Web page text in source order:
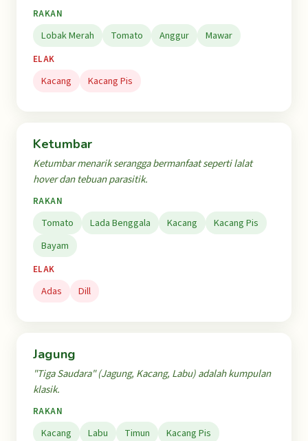
RAKAN
Lobak Merah Tomato Anggur Mawar
ELAK
Kacang Kacang Pis
Ketumbar
Ketumbar menarik serangga bermanfaat seperti lalat
hover dan tebuan parasitik.
RAKAN
Tomato Lada Benggala Kacang
Kacang Pis
Bayam
ELAK
Adas Dill
Jagung
"Tiga Saudara" (Jagung, Kacang, Labu) adalah kumpulan
klasik.
RAKAN
Kacang Labu Timun
Kacang Pis